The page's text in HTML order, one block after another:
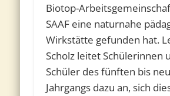
Biotop-
SAAF eine naturnahe
Wirkstätte gefunden hat.
Scholz leitet Schülerinnen
Schüler des fünften bis
Jahrgangs dazu an, sich